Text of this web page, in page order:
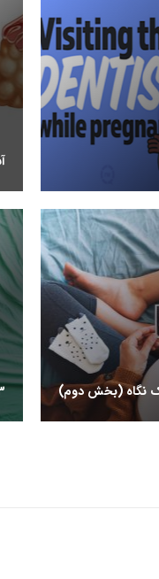
3 ماهه دوم